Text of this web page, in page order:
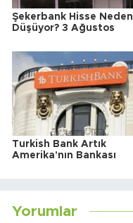
Şekerbank Hisse Neden
Düşüyor? 3 Ağustos
Turkish Bank Artık
Amerika'nın Bankası
Yorumlar